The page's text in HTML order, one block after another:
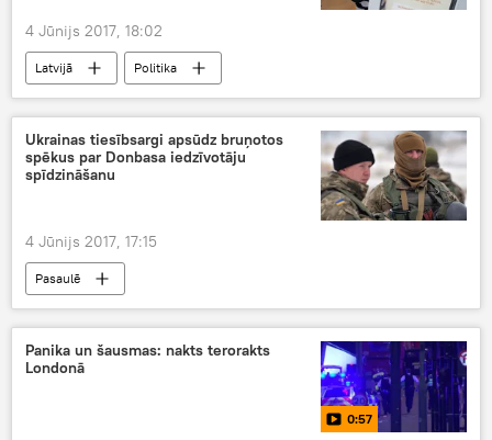
4 Jūnijs 2017, 18:02
Latvijā Politika
Ukrainas tiesībsargi apsūdz bruņotos
spēkus par Donbasa iedzīvotāju
spīdzināšanu
4 Jūnijs 2017, 17:15
Pasaulē
Panika un šausmas: nakts terorakts
Londonā
0:57